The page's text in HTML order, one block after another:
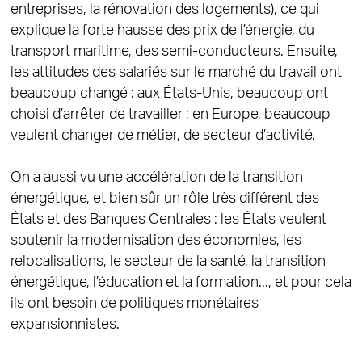
entreprises, la rénovation des logements), ce qui
explique la forte hausse des prix de l’énergie, du
transport maritime, des semi-conducteurs. Ensuite,
les attitudes des salariés sur le marché du travail ont
beaucoup changé : aux États-Unis, beaucoup ont
choisi d’arrêter de travailler ; en Europe, beaucoup
veulent changer de métier, de secteur d’activité.
On a aussi vu une accélération de la transition
énergétique, et bien sûr un rôle très différent des
États et des Banques Centrales : les États veulent
soutenir la modernisation des économies, les
relocalisations, le secteur de la santé, la transition
énergétique, l’éducation et la formation..., et pour cela
ils ont besoin de politiques monétaires
expansionnistes.